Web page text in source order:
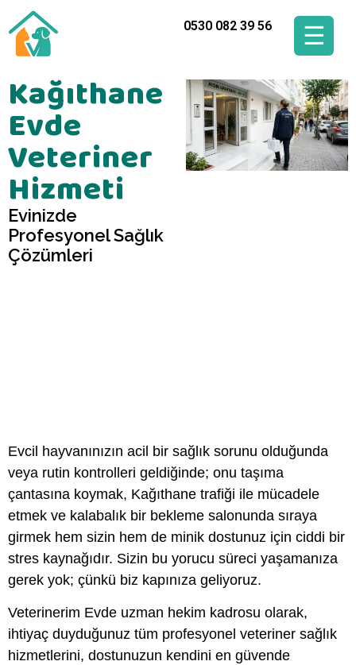
0530 082 39 56 ☰
Kağıthane
Evde
Veteriner
Hizmeti
Evinizde
Profesyonel Sağlık
Çözümleri
Evcil hayvanınızın acil bir sağlık sorunu olduğunda
veya rutin kontrolleri geldiğinde; onu taşıma
çantasına koymak, Kağıthane trafiği ile mücadele
etmek ve kalabalık bir bekleme salonunda sıraya
girmek hem sizin hem de minik dostunuz için ciddi bir
stres kaynağıdır. Sizin bu yorucu süreci yaşamanıza
gerek yok; çünkü biz kapınıza geliyoruz.
Veterinerim Evde uzman hekim kadrosu olarak,
ihtiyaç duyduğunuz tüm profesyonel veteriner sağlık
hizmetlerini, dostunuzun kendini en güvende